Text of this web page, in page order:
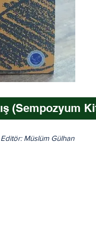
(Sempozyum
Editör: Müslüm Gülhan